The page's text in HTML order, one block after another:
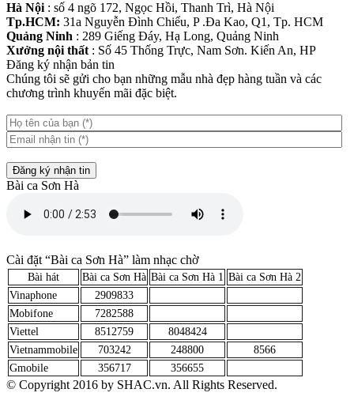
Hà Nội : số 4 ngõ 172, Ngọc Hồi, Thanh Trì, Hà Nội
Tp.HCM: 31a Nguyễn Đình Chiểu, P .Đa Kao, Q1, Tp. HCM
Quảng Ninh : 289 Giếng Đáy, Hạ Long, Quảng Ninh
Xưởng nội thất : Số 45 Thống Trực, Nam Sơn. Kiến An, HP
Đăng ký nhận bản tin
Chúng tôi sẽ gửi cho bạn những mẫu nhà đẹp hàng tuần và các
chương trình khuyến mãi đặc biệt.
Đăng ký nhận tin
Bài ca Sơn Hà
Cài đặt “Bài ca Sơn Hà” làm nhạc chờ
Bài hát Bài ca Sơn Hà Bài ca Sơn Hà 1 Bài ca Sơn Hà 2
Vinaphone
2909833
Mobifone
7282588
Viettel
8512759
8048424
Vietnammobile
703242 248800
8566
Gmobile
356717 356655
© Copyright 2016 by SHAC.vn. All Rights Reserved.